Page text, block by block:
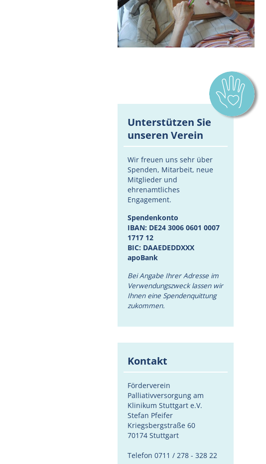
Unterstützen Sie
unseren Verein
Wir freuen uns sehr über
Spenden, Mitarbeit, neue
Mitglieder und
ehrenamtliches
Engagement.
Spendenkonto
IBAN: DE24 3006 0601 0007
1717 12
BIC: DAAEDEDDXXX
apoBank
Bei Angabe Ihrer Adresse im
Verwendungszweck lassen wir
Ihnen eine Spendenquittung
zukommen.
Kontakt
Förderverein
Palliativversorgung am
Klinikum Stuttgart e.V.
Stefan Pfeifer
Kriegsbergstraße 60
70174 Stuttgart
Telefon 0711 / 278 - 328 22